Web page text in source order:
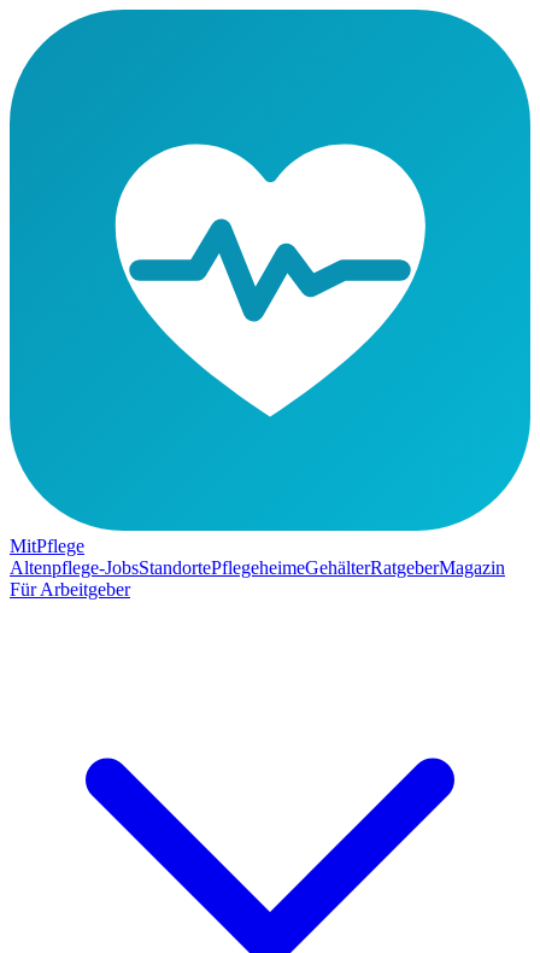
MitPflege
Altenpflege-JobsStandortePflegeheimeGehälterRatgeberMagazin
Für Arbeitgeber